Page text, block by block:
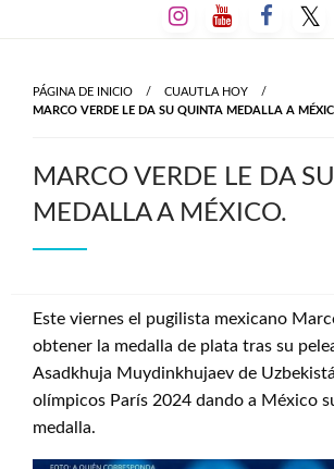
al
PÁGINA DE INICIO
CUAUTLA HOY
MARCO VERDE LE DA SU QUINTA MEDALLA A
MARCO VERDE LE DA
MEDALLA A MÉXICO.
Este viernes el pugilista mexicano
obtener la medalla de plata tras su
Asadkhuja Muydinkhujaev de
olímpicos París 2024 dando a México
medalla.